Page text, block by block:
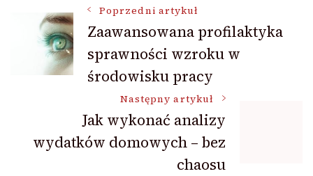
Nawigacja
wpisu
Poprzedni artykuł
Zaawansowana profilaktyka
sprawności wzroku w
środowisku pracy
Następny artykuł
Jak wykonać analizy
wydatków domowych – bez
chaosu